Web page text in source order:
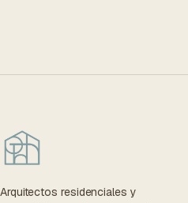
Arquitectos residenciales y